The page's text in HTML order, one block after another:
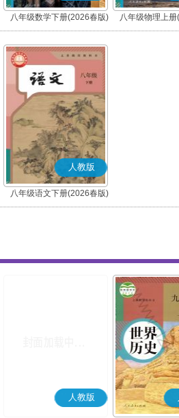
八年级数学下册(2026春版) 八年级物理上
人教版
八年级语文下册(2026春版)
(部编版)
人教版